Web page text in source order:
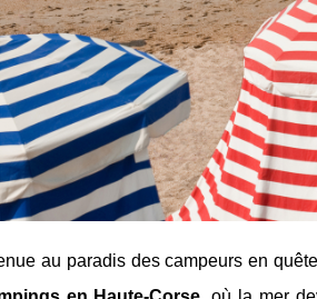
au paradis des campeurs en